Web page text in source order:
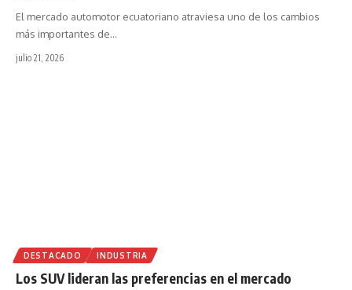
El mercado automotor ecuatoriano atraviesa uno de los cambios
más importantes de…
julio 21, 2026
DESTACADO INDUSTRIA
Los SUV lideran las preferencias en el mercado